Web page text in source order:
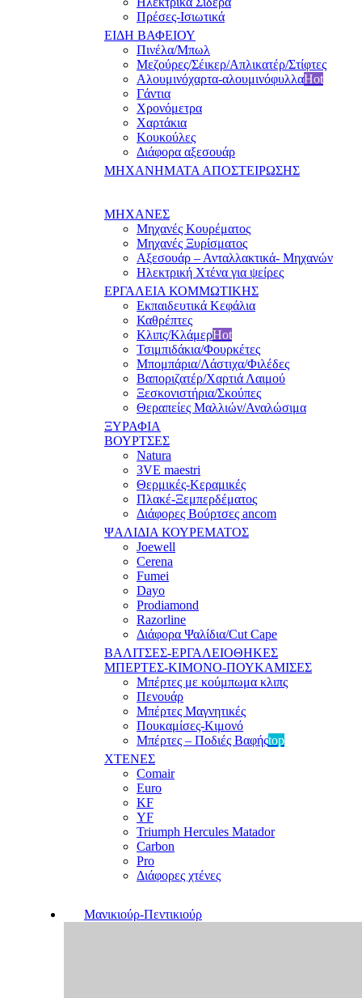
Πρέσες-Ισιωτικά
ΕΙΔΗ ΒΑΦΕΙΟΥ
Πινέλα/Μπωλ
Μεζούρες/Σέικερ/Απλικατέρ/Στίφτες
Αλουμινόχαρτα-αλουμινόφυλλαHot
Γάντια
Χρονόμετρα
Χαρτάκια
Κουκούλες
Διάφορα αξεσουάρ
ΜΗΧΑΝΗΜΑΤΑ ΑΠΟΣΤΕΙΡΩΣΗΣ
ΜΗΧΑΝΕΣ
Μηχανές Κουρέματος
Μηχανές Ξυρίσματος
Αξεσουάρ – Ανταλλακτικά- Μηχανών
Ηλεκτρική Χτένα για ψείρες
ΕΡΓΑΛΕΙΑ ΚΟΜΜΩΤΙΚΗΣ
Εκπαιδευτικά Κεφάλια
Καθρέπτες
Κλιπς/ΚλάμερHot
Τσιμπιδάκια/Φουρκέτες
Μπομπάρια/Λάστιχα/Φιλέδες
Βαποριζατέρ/Χαρτιά Λαιμού
Ξεσκονιστήρια/Σκούπες
Θεραπείες Μαλλιών/Αναλώσιμα
ΞΥΡΑΦΙΑ
ΒΟΥΡΤΣΕΣ
Natura
3VE maestri
Θερμικές-Κεραμικές
Πλακέ-Ξεμπερδέματος
Διάφορες Βούρτσες ancom
ΨΑΛΙΔΙΑ ΚΟΥΡΕΜΑΤΟΣ
Joewell
Cerena
Fumei
Dayo
Prodiamond
Razorline
Διάφορα Ψαλίδια/Cut Cape
ΒΑΛΙΤΣΕΣ-ΕΡΓΑΛΕΙΟΘΗΚΕΣ
ΜΠΕΡΤΕΣ-ΚΙΜΟΝΟ-ΠΟΥΚΑΜΙΣΕΣ
Μπέρτες με κούμπωμα κλιπς
Πενουάρ
Μπέρτες Μαγνητικές
Πουκαμίσες-Κιμονό
Μπέρτες – Ποδιές Βαφήςtop
ΧΤΕΝΕΣ
Comair
Euro
KF
YF
Triumph Hercules Matador
Carbon
Pro
Διάφορες χτένες
Μανικιούρ-Πεντικιούρ